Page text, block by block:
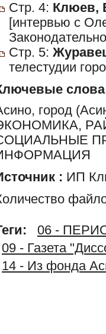
Стр. 4: Клюев,
[интервью с
Стр. 5:
телестудии
слова
город
: ИП
06 -
09 - Газета
14 - Из фонда